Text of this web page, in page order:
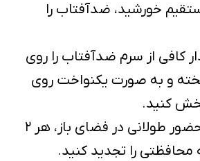
خورشید، ضدآفتاب را
کافی از سرم ضدآفتاب را روی
و به صورت یکنواخت روی
کنید.
در صورت حضور طولانی در فضای باز، هر ۲
محافظتی را تجدید کنید.